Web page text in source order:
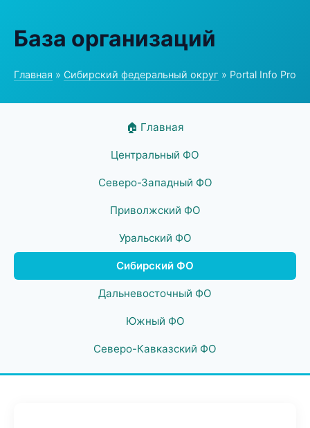
База организаций
Главная » Сибирский федеральный округ » Portal Info Pro
🏠 Главная
Центральный ФО
Северо-Западный ФО
Приволжский ФО
Уральский ФО
Сибирский ФО
Дальневосточный ФО
Южный ФО
Северо-Кавказский ФО